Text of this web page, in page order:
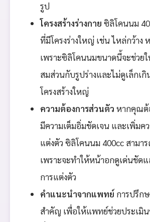
รูป
โครงสร้างร่างกาย ซิลิโคนนม
ที่มีโครงร่างใหญ่ เช่น ไหล่กว้าง
เพราะซิลิโคนนมขนาดนี้จะช่วย
สมส่วนกับรูปร่างและไม่ดูเล็กเ
โครงสร้างใหญ่
ความต้องการส่วนตัว หากคุณต้
มีความเต็มอิ่มชัดเจน และเพิ่มค
แต่งตัว ซิลิโคนนม 400cc สามา
เพราะจะทำให้หน้าอกดูเด่นชัด
การแต่งตัว
คำแนะนำจากแพทย์ การปรึก
สำคัญ เพื่อให้แพทย์ช่วยประเมิ